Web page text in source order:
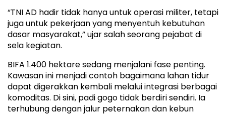
“TNI AD hadir tidak hanya untuk operasi militer, tetapi
juga untuk pekerjaan yang menyentuh kebutuhan
dasar masyarakat,” ujar salah seorang pejabat di
sela kegiatan.
BIFA 1.400 hektare sedang menjalani fase penting.
Kawasan ini menjadi contoh bagaimana lahan tidur
dapat digerakkan kembali melalui integrasi berbagai
komoditas. Di sini, padi gogo tidak berdiri sendiri. Ia
terhubung dengan jalur peternakan dan kebun